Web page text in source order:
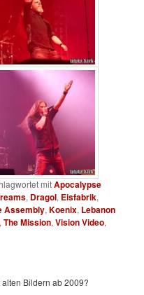
mitApocalypse
, Dragol, Eisfabrik,
Assembly,Koenix, Lebanon
,The Mission,Vision Video,
alten Bildern ab 2009?